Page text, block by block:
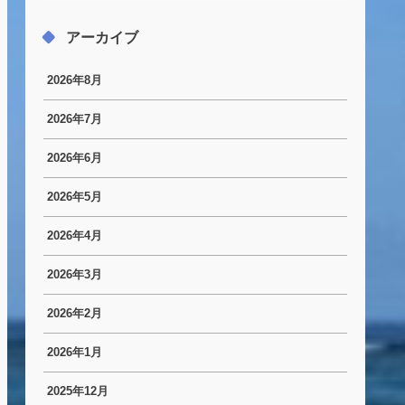
アーカイブ
2026年8月
2026年7月
2026年6月
2026年5月
2026年4月
2026年3月
2026年2月
2026年1月
2025年12月